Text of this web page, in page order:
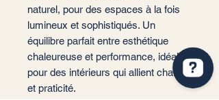
naturel, pour des espaces à la fois
lumineux et sophistiqués. Un
équilibre parfait entre esthétique
chaleureuse et performance, idéal
pour des intérieurs qui allient charme
et praticité.